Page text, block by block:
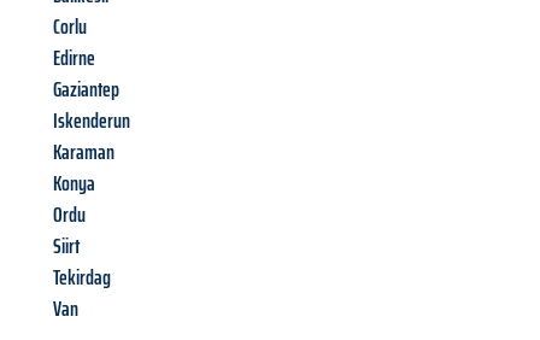
Corlu
Edirne
Gaziantep
Iskenderun
Karaman
Konya
Ordu
Siirt
Tekirdag
Van